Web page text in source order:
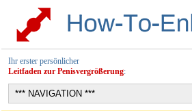
Ihr erster persönlicher
Leitfaden zur Penisvergrößerung: